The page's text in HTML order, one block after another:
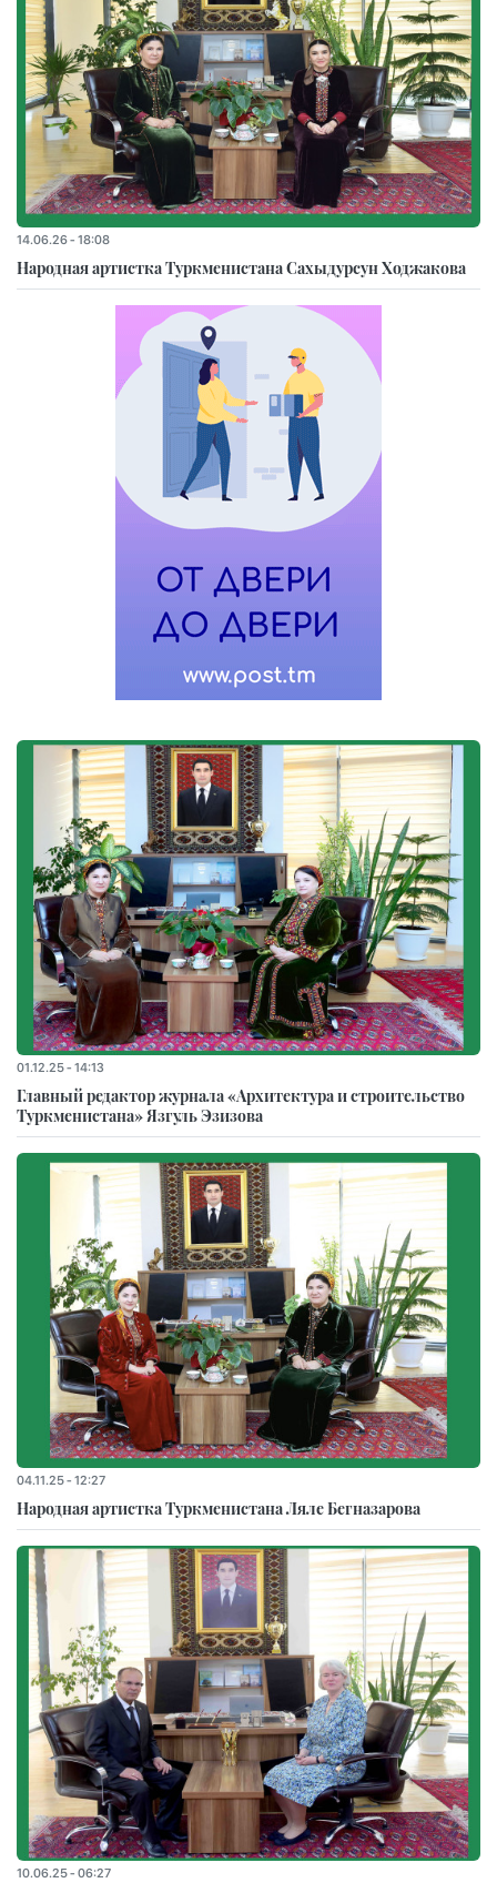
14.06.26 - 18:08
Народная артистка Туркменистана Сахыдурсун Ходжакова
01.12.25 - 14:13
Главный редактор журнала «Архитектура и строительство
Туркменистана» Язгуль Эзизова
04.11.25 - 12:27
Народная артистка Туркменистана Ляле Бегназарова
10.06.25 - 06:27